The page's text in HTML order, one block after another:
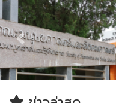
Previous